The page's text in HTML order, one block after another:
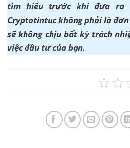
tìm hiểu trước khi đưa ra
Cryptotintuc không phải là
sẽ không chịu bất kỳ trách
việc đầu tư của bạn.